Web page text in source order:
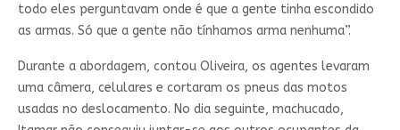
todo eles perguntavam onde é que a gente tinha escondido
as armas. Só que a gente não tínhamos arma nenhuma”.
Durante a abordagem, contou Oliveira, os agentes levaram
uma câmera, celulares e cortaram os pneus das motos
usadas no deslocamento. No dia seguinte, machucado,